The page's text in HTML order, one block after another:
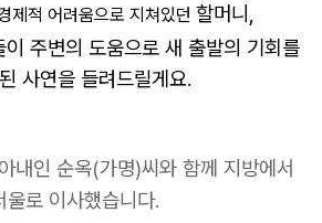
제적 어려움으로 지쳐있던 할머니,
주변의 도움으로 새 출발의 기회를
사연을 들려드릴게요.
내인 순옥(가명)씨와 함께 지방에서
울로 이사했습니다.